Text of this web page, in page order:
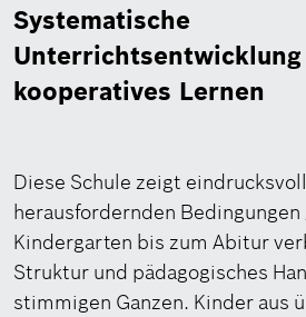
Systematische
Unterrichtsentwicklung
kooperatives Lernen
Diese Schule zeigt
herausfordernden Bedingungen
Kindergarten bis zum Abitur
Struktur und pädagogisches
stimmigen Ganzen. Kinder aus